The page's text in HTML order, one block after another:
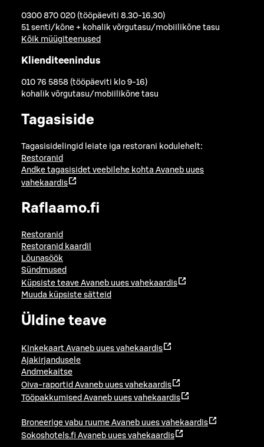
0300 870 020 (tööpäeviti 8.30-16.30)
51 senti/kõne + kohalik võrgutasu/mobiilikõne tasu
Kõik müügiteenused
Klienditeenindus
010 76 5858 (tööpäeviti klo 9-16)
kohalik võrgutasu/mobiilikõne tasu
Tagasiside
Tagasisidelingid leiate iga restorani kodulehelt:
Restoranid
Andke tagasisidet veebilehe kohta Avaneb uues
vahekaardis
Raflaamo.fi
Restoranid
Restoranid kaardil
Lõunasöök
Sündmused
Küpsiste teave Avaneb uues vahekaardis
Muuda küpsiste sätteid
Üldine teave
Kinkekaart Avaneb uues vahekaardis
Ajakirjandusele
Andmekaitse
Oiva-raportid Avaneb uues vahekaardis
Tööpakkumised Avaneb uues vahekaardis
Broneerige vabu ruume Avaneb uues vahekaardis
Sokoshotels.fi Avaneb uues vahekaardis